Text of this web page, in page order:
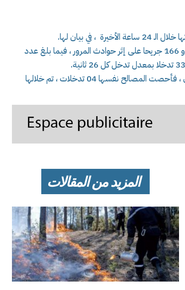
في بيان لها.
و سجلت ذات المصالح خلال هذه الفترة 06 حالات وفاة و 166 جريحا على إثر حوادث المرور ، فيما بلغ عدد
و فيما يخص حوادث التسمم بغاز أحادي أكسيد الكربون ، فأحصت المصالح نفسها 04 تدخلات ، تم خلالها
المزيد من المقالات